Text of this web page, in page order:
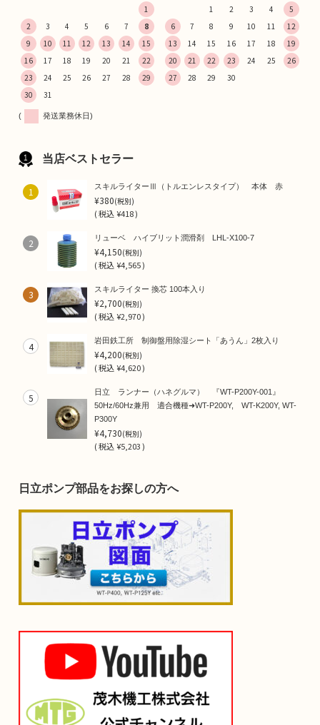
1
2
3 4 5 6 7
8
9
10 11 12 13 14
15
16
17 18 19 20 21
22
23
24 25 26 27 28
29
30
31
1 2 3 4
5
6
7 8 9 10 11
12
13
14 15 16 17 18
19
20
21 22 23 24 25
26
27
28 29 30
( 発送業務休日)
当店ベストセラー
1 スキルライターⅢ（トルエンレスタイプ） 本体 赤
¥380(税別)
(税込¥418 )
2 リューベ ハイブリット潤滑剤 LHL-X100-7
¥4,150(税別)
(税込¥4,565 )
3 スキルライター 換芯 100本入り
¥2,700(税別)
(税込¥2,970 )
4 岩田鉄工所 制御盤用除湿シート「あうん」2枚入り
¥4,200(税別)
(税込¥4,620 )
5
日立 ランナー（ハネグルマ） 『WT-P200Y-001』
50Hz/60Hz兼用 適合機種➜WT-P200Y, WT-K200Y, WT-
P300Y
¥4,730(税別)
(税込¥5,203 )
日立ポンプ部品をお探しの方へ